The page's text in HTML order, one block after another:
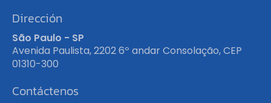
Dirección
São Paulo - SP
Avenida Paulista, 2202 6º andar Consolação, CEP
01310-300
Contáctenos